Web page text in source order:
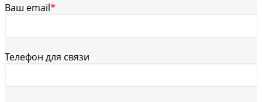
Ваш email*
Телефон для связи